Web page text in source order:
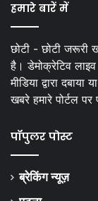
हमारे बारें में
छोटी - छोटी जरूरी
है। डेमोक्रेटिव
मीडिया द्वारा
खबरे हमारे पोर्टल
पॉपुलर पोस्ट
ब्रेकिंग न्यूज़